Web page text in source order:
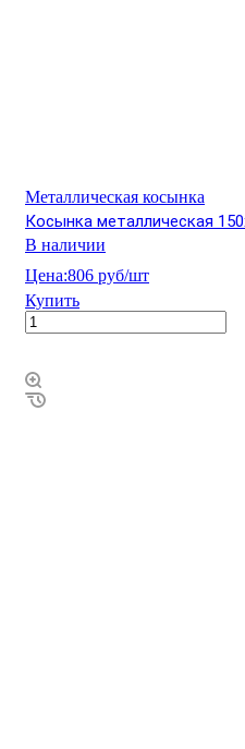
Металлическая косынка
Косынка металлическая
В наличии
Цена:806 руб/шт
Купить